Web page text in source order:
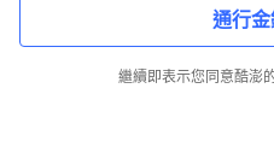
通行
繼續即表示您同意酷澎